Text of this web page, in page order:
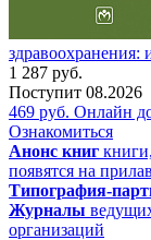
здравоохранения:
1 287 руб.
Поступит 08.2026
469 руб. Онлайн
Ознакомиться
Анонс книг
появятся на
Типография-
Журналы
организаций